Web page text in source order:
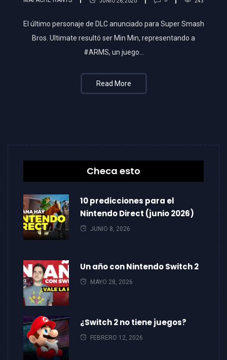
El último personaje de DLC anunciado para Super Smash
Bros. Ultimate resultó ser Min Min, representando a
#ARMS, un juego…
Read More
Checa esto
10 predicciones para el
Nintendo Direct (junio 2026)
JUNIO 8, 2026
Un año con Nintendo Switch 2
MAYO 28, 2026
¿Switch 2 no tiene juegos?
FEBRERO 12, 2026